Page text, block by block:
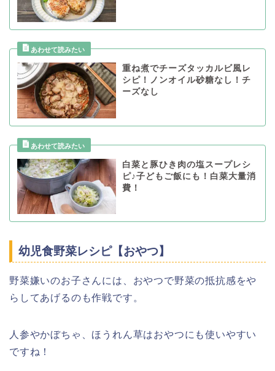
重ね煮でチーズタッカルビ風レ
シピ！ノンオイル砂糖なし！チ
ーズなし
白菜と豚ひき肉の塩スープレシ
ピ♪子どもご飯にも！白菜大量消
費！
幼児食野菜レシピ【おやつ】
野菜嫌いのお子さんには、おやつで野菜の抵抗感をや
らしてあげるのも作戦です。
人参やかぼちゃ、ほうれん草はおやつにも使いやすい
ですね！